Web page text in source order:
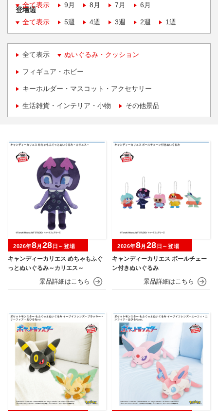
全て表示
9月 8月 7月 6月
登場週
全て表示
5週 4週 3週 2週 1週
全て表示 ぬいぐるみ・クッション
フィギュア・ホビー
キーホルダー・マスコット・アクセサリー
生活雑貨・インテリア・小物 その他景品
キャンディーカリエス めちゃもふぐ
っとぬいぐるみ～カリエス～
2026年8月 28 日～登場
キャンディーカリエス ボールチェー
ン付きぬいぐるみ
2026年8月 28 日～登場